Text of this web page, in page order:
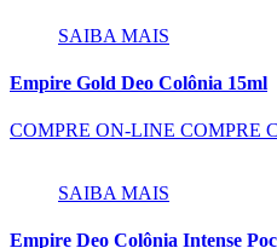
SAIBA MAIS
Empire Gold Deo Colônia 15ml
COMPRE ON-LINE COMPRE
SAIBA MAIS
Empire Deo Colônia Intense